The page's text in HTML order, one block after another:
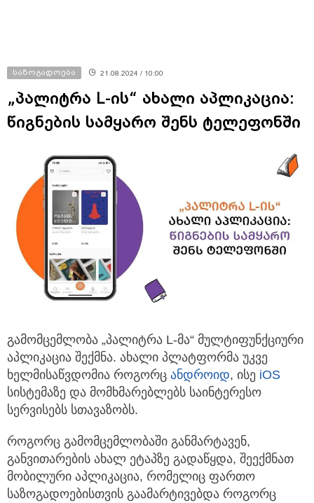
საზოგადოება 21.08.2024 / 10:00
„პალიტრა L-ის“ ახალი აპლიკაცია:
წიგნების სამყარო შენს ტელეფონში
გამომცემლობა „პალიტრა L-მა“ მულტიფუნქციური
აპლიკაცია შექმნა. ახალი პლატფორმა უკვე
ხელმისაწვდომია როგორც ანდროიდ, ისე iOS
სისტემაზე და მომხმარებლებს საინტერესო
სერვისებს სთავაზობს.
როგორც გამომცემლობაში განმარტავენ,
განვითარების ახალ ეტაპზე გადაწყდა, შეექმნათ
მობილური აპლიკაცია, რომელიც ფართო
საზოგადოებისთვის გაამარტივებდა როგორც